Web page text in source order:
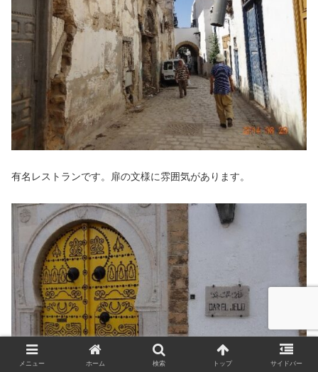
有名レストランです。扉の文様に雰囲気があります。
メニュー ホーム 検索 トップ サイドバー